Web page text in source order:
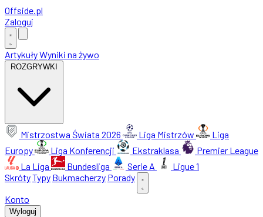
Offside.pl
Zaloguj
ArtykułyWyniki na żywo
ROZGRYWKI
Mistrzostwa Świata 2026 Liga Mistrzów
Liga
Europy
Liga Konferencji Ekstraklasa
Premier League
La Liga
Bundesliga Serie A
Ligue 1
SkrótyTypy Bukmacherzy Porady
Konto
Wyloguj